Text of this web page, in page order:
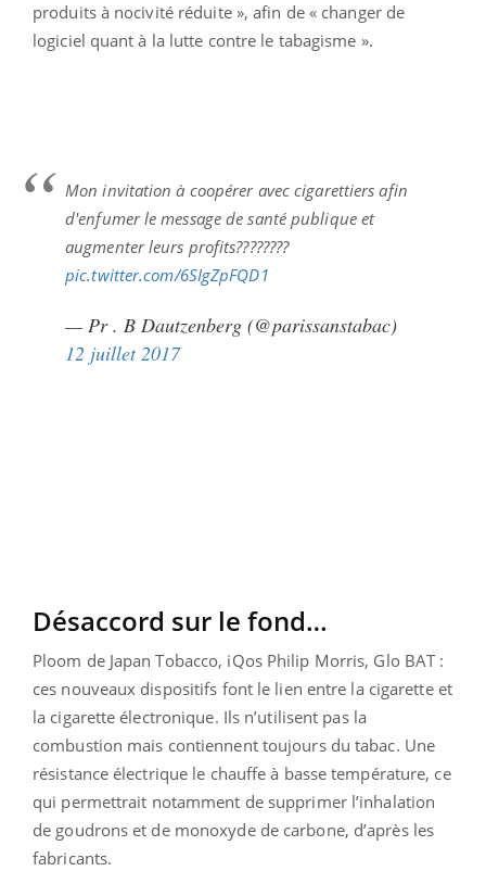
produits à nocivité réduite », afin de « changer de
logiciel quant à la lutte contre le tabagisme ».
Mon invitation à coopérer avec cigarettiers afin
d'enfumer le message de santé publique et
augmenter leurs profits????????
pic.twitter.com/6SIgZpFQD1
— Pr . B Dautzenberg (@parissanstabac)
12 juillet 2017
Désaccord sur le fond…
Ploom de Japan Tobacco, iQos Philip Morris, Glo BAT :
ces nouveaux dispositifs font le lien entre la cigarette et
la cigarette électronique. Ils n’utilisent pas la
combustion mais contiennent toujours du tabac. Une
résistance électrique le chauffe à basse température, ce
qui permettrait notamment de supprimer l’inhalation
de goudrons et de monoxyde de carbone, d’après les
fabricants.